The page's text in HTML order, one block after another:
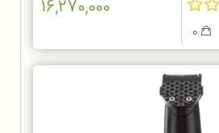
16,270,000